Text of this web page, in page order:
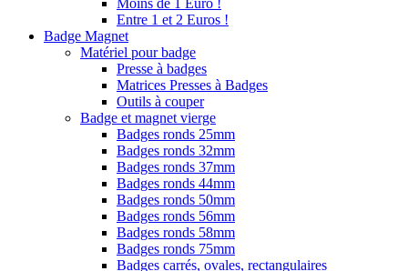
Moins de 1 Euro !
Entre 1 et 2 Euros !
Badge Magnet
Matériel pour badge
Presse à badges
Matrices Presses à Badges
Outils à couper
Badge et magnet vierge
Badges ronds 25mm
Badges ronds 32mm
Badges ronds 37mm
Badges ronds 44mm
Badges ronds 50mm
Badges ronds 56mm
Badges ronds 58mm
Badges ronds 75mm
Badges carrés, ovales, rectangulaires